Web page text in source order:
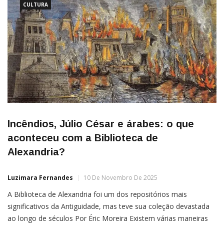
CULTURA
Incêndios, Júlio César e árabes: o que
aconteceu com a Biblioteca de
Alexandria?
Luzimara Fernandes 10 De Novembro De 2025
A Biblioteca de Alexandria foi um dos repositórios mais
significativos da Antiguidade, mas teve sua coleção devastada
ao longo de séculos Por Éric Moreira Existem várias maneiras